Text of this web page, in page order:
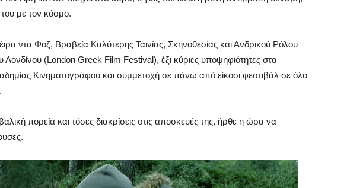
με τον κόσμο.
ντα Φοζ, Βραβεία Καλύτερης Ταινίας, Σκηνοθεσίας και Ανδρικού Ρόλου
Λονδίνου (London Greek Film Festival), έξι κύριες υποψηφιότητες στα
Κινηματογράφου και συμμετοχή σε πάνω από είκοσι φεστιβάλ σε όλο
πορεία και τόσες διακρίσεις στις αποσκευές της, ήρθε η ώρα να